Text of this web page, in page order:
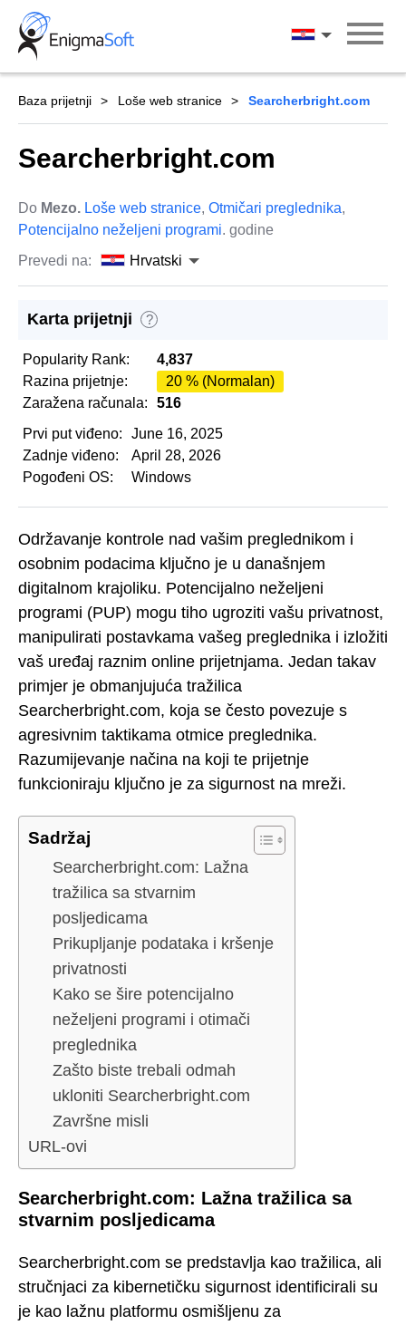
Skip
content
Hrvatski
Baza prijetnji Loše web stranice Searcherbright.com
Searcherbright.com
Do Mezo. Loše web stranice, Otmičari preglednika,
Potencijalno neželjeni programi. godine
Prevedi na:
Hrvatski
Karta prijetnji ?
Popularity Rank:
4,837
Razina prijetnje:
20 % (Normalan)
Zaražena računala:
516
Prvi put viđeno:
June 16, 2025
Zadnje viđeno:
April 28, 2026
Pogođeni OS:
Windows
Održavanje kontrole nad vašim preglednikom i
osobnim podacima ključno je u današnjem
digitalnom krajoliku. Potencijalno neželjeni
programi (PUP) mogu tiho ugroziti vašu privatnost,
manipulirati postavkama vašeg preglednika i izložiti
vaš uređaj raznim online prijetnjama. Jedan takav
primjer je obmanjujuća tražilica
Searcherbright.com, koja se često povezuje s
agresivnim taktikama otmice preglednika.
Razumijevanje načina na koji te prijetnje
funkcioniraju ključno je za sigurnost na mreži.
Sadržaj
Searcherbright.com: Lažna
tražilica sa stvarnim
posljedicama
Prikupljanje podataka i kršenje
privatnosti
Kako se šire potencijalno
neželjeni programi i otimači
preglednika
Zašto biste trebali odmah
ukloniti Searcherbright.com
Završne misli
URL-ovi
Searcherbright.com: Lažna tražilica sa
stvarnim posljedicama
Searcherbright.com se predstavlja kao tražilica, ali
stručnjaci za kibernetičku sigurnost identificirali su
je kao lažnu platformu osmišljenu za